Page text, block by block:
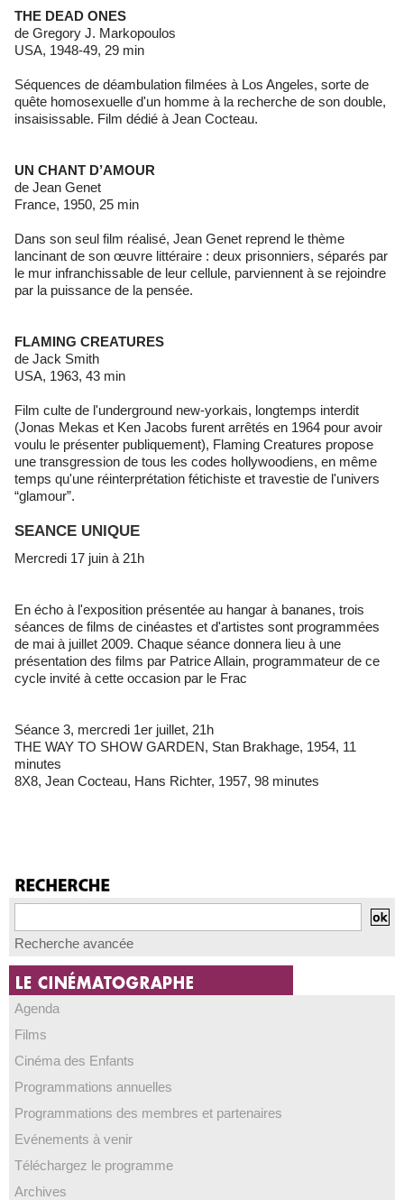
THE DEAD ONES
de Gregory J. Markopoulos
USA, 1948-49, 29 min
Séquences de déambulation filmées à Los Angeles, sorte de
quête homosexuelle d'un homme à la recherche de son double,
insaisissable. Film dédié à Jean Cocteau.
UN CHANT D’AMOUR
de Jean Genet
France, 1950, 25 min
Dans son seul film réalisé, Jean Genet reprend le thème
lancinant de son œuvre littéraire : deux prisonniers, séparés par
le mur infranchissable de leur cellule, parviennent à se rejoindre
par la puissance de la pensée.
FLAMING CREATURES
de Jack Smith
USA, 1963, 43 min
Film culte de l'underground new-yorkais, longtemps interdit
(Jonas Mekas et Ken Jacobs furent arrêtés en 1964 pour avoir
voulu le présenter publiquement), Flaming Creatures propose
une transgression de tous les codes hollywoodiens, en même
temps qu'une réinterprétation fétichiste et travestie de l'univers
“glamour”.
SEANCE UNIQUE
Mercredi 17 juin à 21h
En écho à l'exposition présentée au hangar à bananes, trois
séances de films de cinéastes et d'artistes sont programmées
de mai à juillet 2009. Chaque séance donnera lieu à une
présentation des films par Patrice Allain, programmateur de ce
cycle invité à cette occasion par le Frac
Séance 3, mercredi 1er juillet, 21h
THE WAY TO SHOW GARDEN, Stan Brakhage, 1954, 11
minutes
8X8, Jean Cocteau, Hans Richter, 1957, 98 minutes
Recherche avancée
Agenda
Films
Cinéma des Enfants
Programmations annuelles
Programmations des membres et partenaires
Evénements à venir
Téléchargez le programme
Archives